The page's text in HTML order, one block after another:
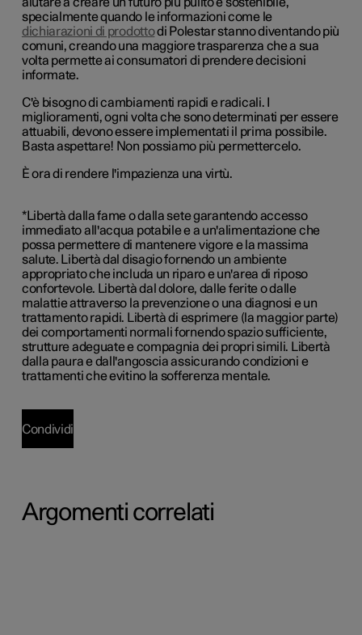
specialmente quando le informazioni come le
dichiarazioni di prodottodi Polestar stanno diventando più
comuni, creando una maggiore trasparenza che a sua
volta permette ai consumatori di prendere decisioni
informate.
C'è bisogno di cambiamenti rapidi e radicali. I
miglioramenti, ogni volta che sono determinati per essere
attuabili, devono essere implementati il prima possibile.
Basta aspettare! Non possiamo più permettercelo.
È ora di rendere l'impazienza una virtù.
*Libertà dalla fame o dalla sete garantendo accesso
immediato all'acqua potabile e a un'alimentazione che
possa permettere di mantenere vigore e la massima
salute. Libertà dal disagio fornendo un ambiente
appropriato che includa un riparo e un'area di riposo
confortevole. Libertà dal dolore, dalle ferite o dalle
malattie attraverso la prevenzione o una diagnosi e un
trattamento rapidi. Libertà di esprimere (la maggior parte)
dei comportamenti normali fornendo spazio sufficiente,
strutture adeguate e compagnia dei propri simili. Libertà
dalla paura e dall'angoscia assicurando condizioni e
trattamenti che evitino la sofferenza mentale.
Condividi
Argomenti correlati